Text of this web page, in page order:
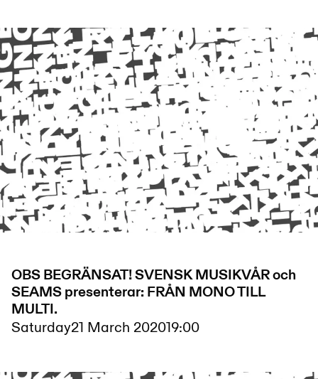
OBS BEGRÄNSAT! SVENSK MUSIKVÅR och
SEAMS presenterar: FRÅN MONO TILL
MULTI.
Saturday21 March 202019:00